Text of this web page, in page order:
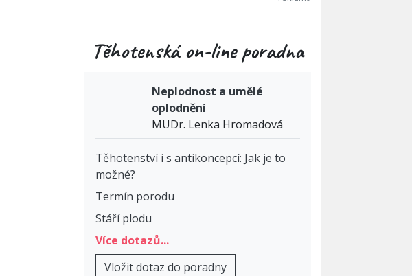
Těhotenská on-line poradna
Neplodnost a umělé
oplodnění
MUDr. Lenka Hromadová
Těhotenství i s antikoncepcí: Jak je to
možné?
Termín porodu
Stáří plodu
Více dotazů...
Vložit dotaz do poradny